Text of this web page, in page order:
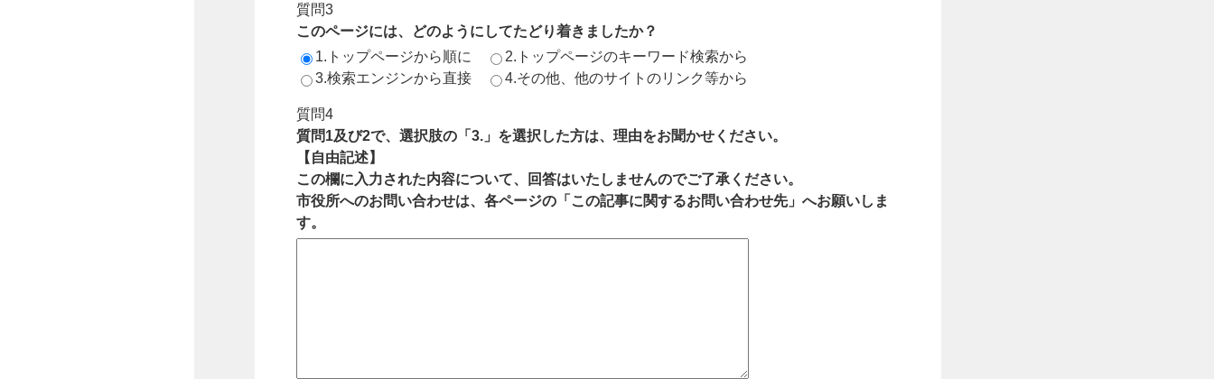
質問3
このページには、どのようにしてたどり着きましたか？
1.トップページから順に
2.トップページのキーワード検索から
3.検索エンジンから直接
4.その他、他のサイトのリンク等から
質問4
質問1及び2で、選択肢の「3.」を選択した方は、理由をお聞かせください。
【自由記述】
この欄に入力された内容について、回答はいたしませんのでご了承ください。
市役所へのお問い合わせは、各ページの「この記事に関するお問い合わせ先」へお願いしま
す。